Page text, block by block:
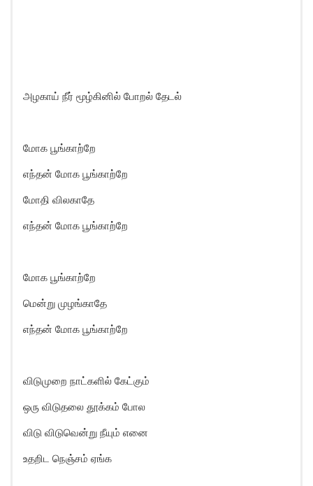
அழகாய் நீர் மூழ்கினில் போறல் தேடல்
மோக பூங்காற்றே
எந்தன் மோக பூங்காற்றே
மோதி விலகாதே
எந்தன் மோக பூங்காற்றே
மோக பூங்காற்றே
மென்று முழங்காதே
எந்தன் மோக பூங்காற்றே
விடுமுறை நாட்களில் கேட்கும்
ஒரு விடுதலை தூக்கம் போல
விடு விடுவென்று நீயும் எனை
உதறிட நெஞ்சம் ஏங்க